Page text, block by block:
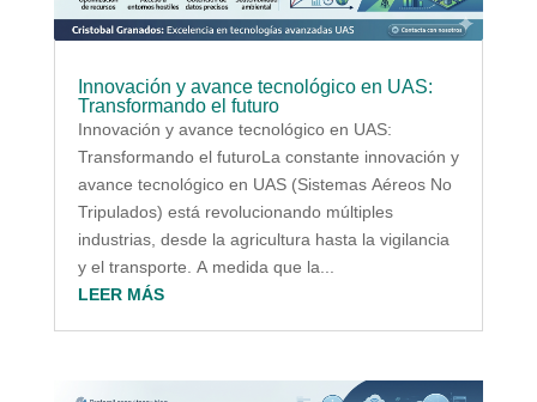
Innovación y avance tecnológico en UAS:
Transformando el futuro
Innovación y avance tecnológico en UAS:
Transformando el futuroLa constante innovación y
avance tecnológico en UAS (Sistemas Aéreos No
Tripulados) está revolucionando múltiples
industrias, desde la agricultura hasta la vigilancia
y el transporte. A medida que la...
LEER MÁS